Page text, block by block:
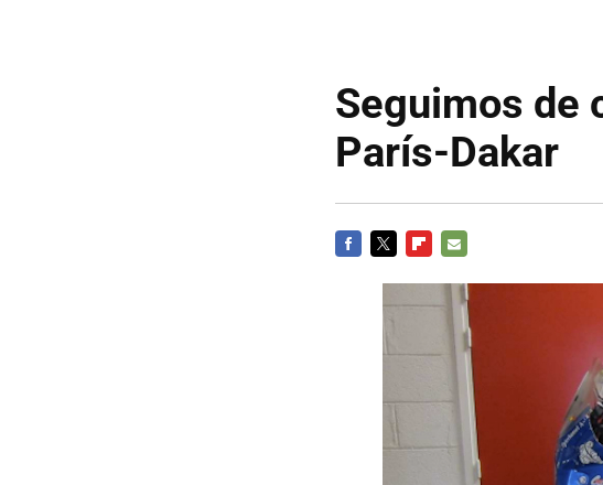
Seguimos de
París-Dakar
MAIL